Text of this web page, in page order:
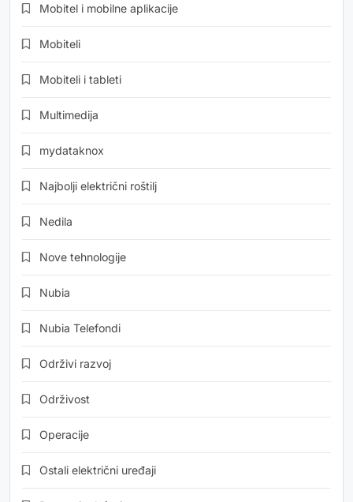
Mobitel i mobilne aplikacije
Mobiteli
Mobiteli i tableti
Multimedija
mydataknox
Najbolji električni roštilj
Nedila
Nove tehnologije
Nubia
Nubia Telefondi
Održivi razvoj
Održivost
Operacije
Ostali električni uređaji